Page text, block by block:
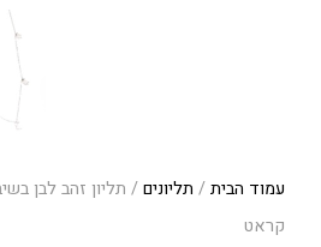
עמוד הבית/ תליונים
קראט